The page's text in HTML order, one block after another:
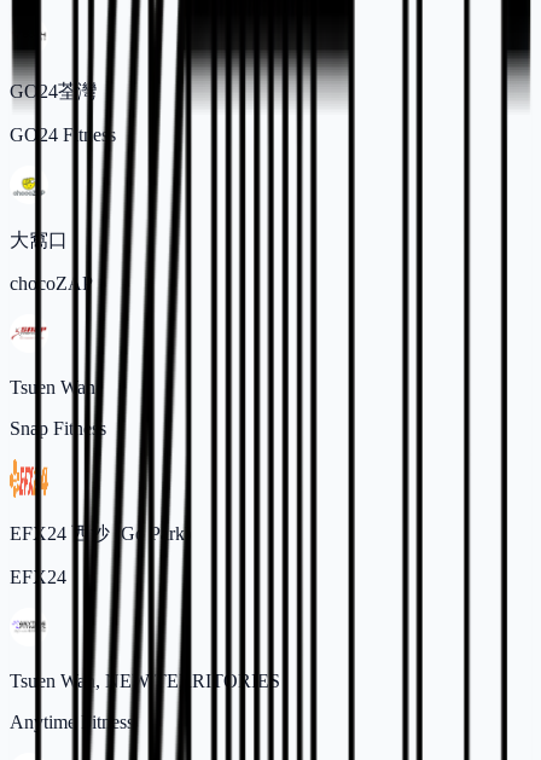
GO24荃灣
GO24 Fitness
大窩口
chocoZAP
Tsuen Wan
Snap Fitness
EFX24 西沙 (Go Park)
EFX24
Tsuen Wan, NEW TERRITORIES
Anytime Fitness